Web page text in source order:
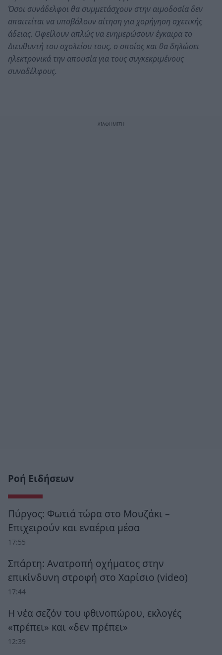
Όσοι συνάδελφοι θα συμμετάσχουν στην αιμοδοσία δεν
απαιτείται να υποβάλουν αίτηση για χορήγηση σχετικής
άδειας. Οφείλουν απλώς να ενημερώσουν έγκαιρα το
Διευθυντή του σχολείου τους, ο οποίος και θα δηλώσει
ηλεκτρονικά την απουσία για τους συγκεκριμένους
συναδέλφους.
Ροή Ειδήσεων
Πύργος: Φωτιά τώρα στο Μουζάκι –
Επιχειρούν και εναέρια μέσα
17:55
Σπάρτη: Ανατροπή οχήματος στην
επικίνδυνη στροφή στο Χαρίσιο (video)
17:44
Η νέα σεζόν του φθινοπώρου, εκλογές
«πρέπει» και «δεν πρέπει»
12:39